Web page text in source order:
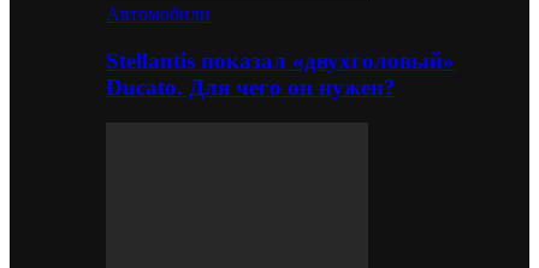
Автомобили
Stellantis показал «двухголовый»
Ducato. Для чего он нужен?